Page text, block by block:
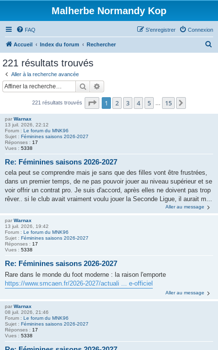
Malherbe Normandy Kop
FAQ Connexion
S’enregistrer
Accueil Index du forum Rechercher
c
221 résultats trouvés
Aller à la recherche avancée
Rechercher
221 résultats trouvés Page 1sur15
1 2 3 4 5 15
par Warnax
13 juil. 2026, 22:12
Forum : Le forum du MNK96
Sujet : Féminines saisons 2026-2027
Réponses : 17
Vues : 5338
Re: Féminines saisons 2026-2027
cela peut se comprendre mais je sans que des filles vont être frustrées,
dans un premier temps, de ne pas pouvoir jouer au niveau supérieur et se
voir offrir un contrat pro. Je suis d'accord, après elles ne doivent pas trop
rêver.. si le club avait vraiment voulu jouer la Seconde Ligue, il aurait m...
Aller au message
par Warnax
13 juil. 2026, 19:42
Forum : Le forum du MNK96
Sujet : Féminines saisons 2026-2027
Réponses : 17
Vues : 5338
Re: Féminines saisons 2026-2027
Rare dans le monde du foot moderne : la raison l'emporte
https://www.smcaen.fr/2026-2027/actuali ... e-officiel
Aller au message
par Warnax
08 juil. 2026, 21:46
Forum : Le forum du MNK96
Sujet : Féminines saisons 2026-2027
Réponses : 17
Vues : 5338